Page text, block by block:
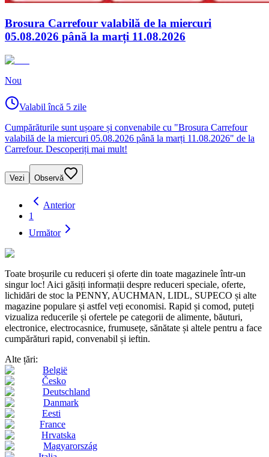
Brosura Carrefour valabilă de la miercuri
05.08.2026 până la marți 11.08.2026
Nou
Valabil încă 5 zile
Cumpărăturile sunt ușoare și convenabile cu "Brosura Carrefour
valabilă de la miercuri 05.08.2026 până la marți 11.08.2026" de la
Carrefour. Descoperiți mai mult!
Vezi Observă
Anterior
1
Următor
Toate broșurile cu reduceri și oferte din toate magazinele într-un
singur loc! Aici găsiți informații despre reduceri speciale, oferte,
lichidări de stoc la PENNY, AUCHMAN, LIDL, SUPECO și alte
magazine populare și astfel veți economisi. Rapid și comod, puteți
vizualiza reducerile și ofertele pe categorii de alimente, băuturi,
electronice, electrocasnice, frumusețe, sănătate și altele pentru a face
cumpărături rapid, convenabil și ieftin.
Alte țări:
België
Česko
Deutschland
Danmark
Eesti
France
Hrvatska
Magyarország